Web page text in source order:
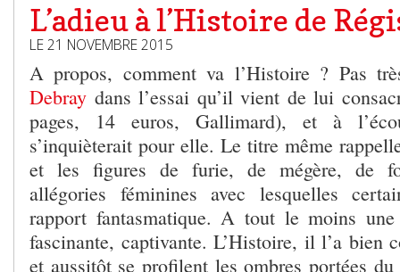
L’adieu à l’Histoire de
LE 21 NOVEMBRE 2015
A propos, comment va l’Histoire ? Pas
Debray dans l’essai qu’il vient de lui
pages, 14 euros, Gallimard), et à
s’inquièterait pour elle. Le titre même
et les figures de furie, de mégère, de
allégories féminines avec lesquelles
rapport fantasmatique. A tout le moins une
fascinante, captivante. L’Histoire, il l’a bien
et aussitôt se profilent les ombres portées